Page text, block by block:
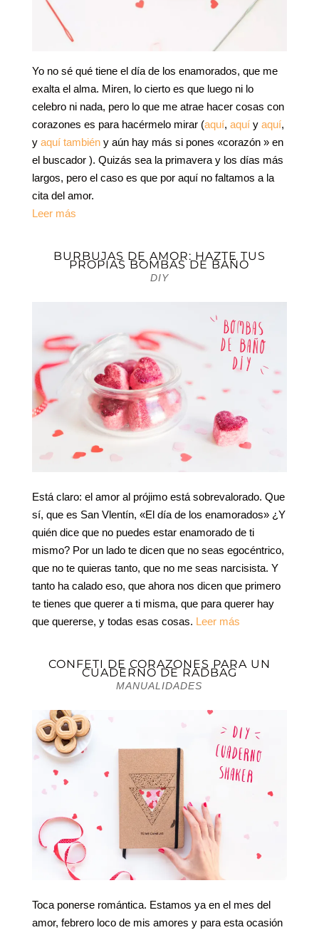
Yo no sé qué tiene el día de los enamorados, que me
exalta el alma. Miren, lo cierto es que luego ni lo
celebro ni nada, pero lo que me atrae hacer cosas con
corazones es para hacérmelo mirar (aquí, aquíy aquí,
y aquí también y aún hay más si pones «corazón » en
el buscador ). Quizás sea la primavera y los días más
largos, pero el caso es que por aquí no faltamos a la
cita del amor.
Leer más
BURBUJAS DE AMOR: HAZTE TUS
PROPIAS BOMBAS DE BAÑO
DIY
Está claro: el amor al prójimo está sobrevalorado. Que
sí, que es San Vlentín, «El día de los enamorados» ¿Y
quién dice que no puedes estar enamorado de ti
mismo? Por un lado te dicen que no seas egocéntrico,
que no te quieras tanto, que no me seas narcisista. Y
tanto ha calado eso, que ahora nos dicen que primero
te tienes que querer a ti misma, que para querer hay
que quererse, y todas esas cosas. Leer más
CONFETI DE CORAZONES PARA UN
CUADERNO DE RADBAG
MANUALIDADES
Toca ponerse romántica. Estamos ya en el mes del
amor, febrero loco de mis amores y para esta ocasión